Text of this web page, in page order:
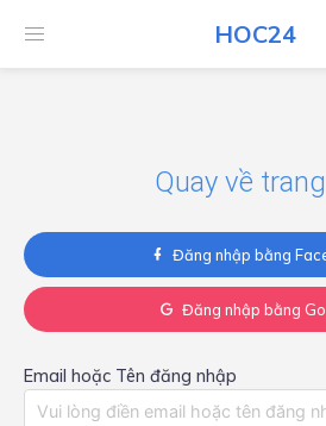
HOC24
HOC24
Quay về
Đăng nhập bằng
Đăng nhập bằng
Email hoặc Tên đăng nhập